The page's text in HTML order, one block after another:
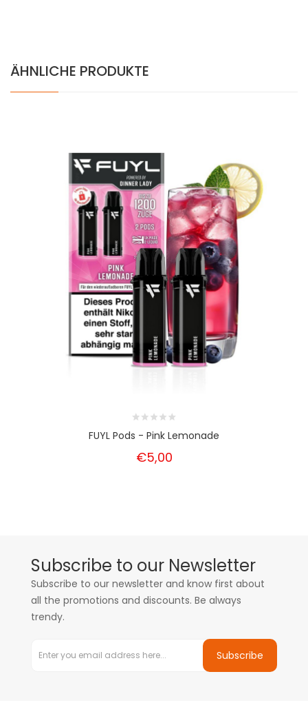
ÄHNLICHE PRODUKTE
FUYL Pods - Pink Lemonade
€5,00
Subscribe to our Newsletter
Subscribe to our newsletter and know first about
all the promotions and discounts. Be always
trendy.
Subscribe